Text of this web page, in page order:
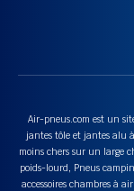
Air-pneus.com est un
jantes tôle et jantes alu
moins chers sur un large
poids-lourd, Pneus
accessoires chambres à